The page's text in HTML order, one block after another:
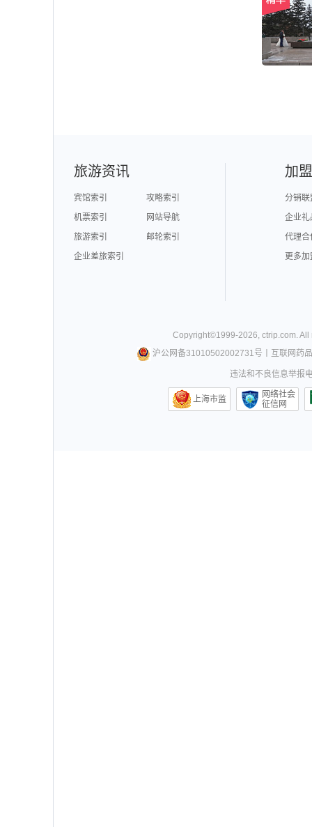
旅游资讯
宾馆索引
攻略索引
机票索引
网站导航
旅游索引
邮轮索引
企业差旅索引
加
分销联
企业礼
代理合
更多
Copyright©1999-2026,ctrip.com.
沪公网备31010502002731号
互联网药
违法和不良信息举报
上海市监
网络社会
征信网